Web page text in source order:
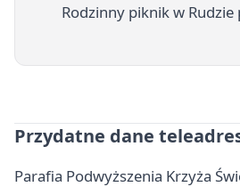
Rodzinny piknik w Rudzie
Przydatne dane
Parafia Podwyższenia Krzyża